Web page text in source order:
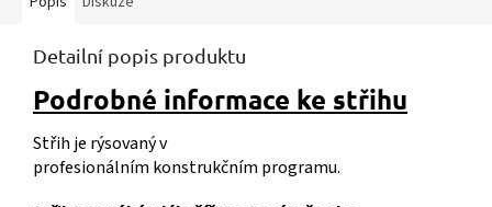
Detailní popis produktu
Podrobné informace ke střihu
Střih je rýsovaný v
profesionálním konstrukčním programu.